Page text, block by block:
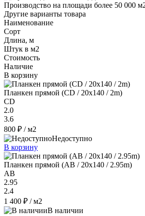
Производство на площади более 50 000
Другие варианты товара
Наименование
Сорт
Длина, м
Штук в м2
Стоимость
Наличие
В корзину
Планкен прямой (CD / 20х140 / 2m)
CD
2.0
3.6
800 ₽ / м2
Недоступно
В корзину
Планкен прямой (AB / 20х140 / 2.95m)
AB
2.95
2.4
1 400 ₽ / м2
В наличии